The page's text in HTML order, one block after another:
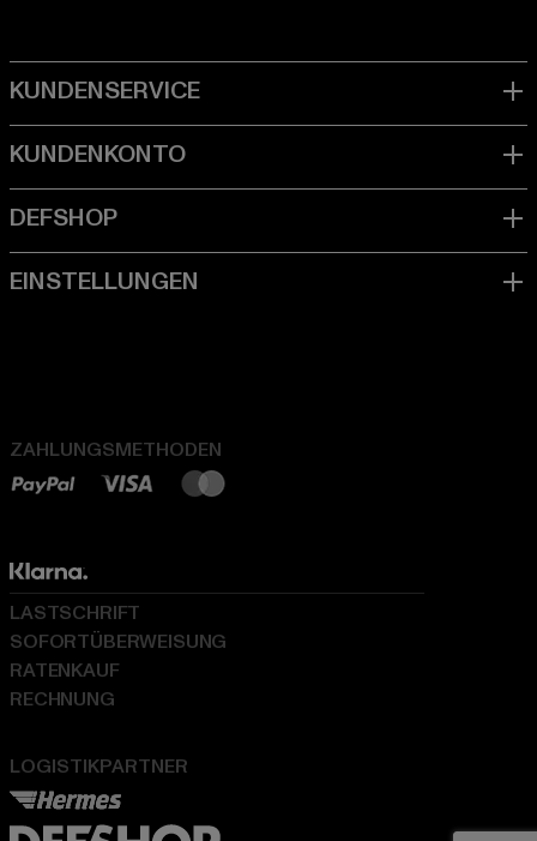
ZAHLUNGSMETHODEN
LOGISTIKPARTNER
LASTSCHRIFT
SOFORTÜBERWEISUNG
RATENKAUF
RECHNUNG